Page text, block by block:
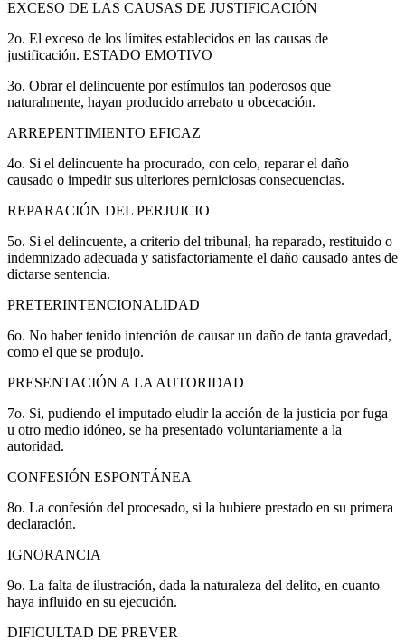
EXCESO DE LAS CAUSAS DE JUSTIFICACIÓN
2o. El exceso de los límites establecidos en las causas de
justificación. ESTADO EMOTIVO
3o. Obrar el delincuente por estímulos tan poderosos que
naturalmente, hayan producido arrebato u obcecación.
ARREPENTIMIENTO EFICAZ
4o. Si el delincuente ha procurado, con celo, reparar el daño
causado o impedir sus ulteriores perniciosas consecuencias.
REPARACIÓN DEL PERJUICIO
5o. Si el delincuente, a criterio del tribunal, ha reparado, restituido o
indemnizado adecuada y satisfactoriamente el daño causado antes de
dictarse sentencia.
PRETERINTENCIONALIDAD
6o. No haber tenido intención de causar un daño de tanta gravedad,
como el que se produjo.
PRESENTACIÓN A LA AUTORIDAD
7o. Si, pudiendo el imputado eludir la acción de la justicia por fuga
u otro medio idóneo, se ha presentado voluntariamente a la
autoridad.
CONFESIÓN ESPONTÁNEA
8o. La confesión del procesado, si la hubiere prestado en su primera
declaración.
IGNORANCIA
9o. La falta de ilustración, dada la naturaleza del delito, en cuanto
haya influido en su ejecución.
DIFICULTAD DE PREVER